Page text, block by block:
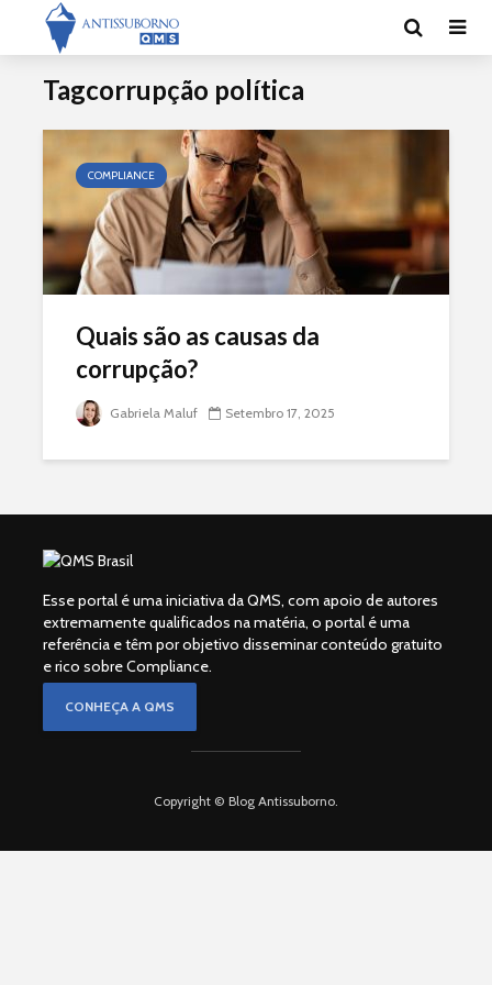
Tagcorrupção política
COMPLIANCE
Quais são as causas da
corrupção?
Gabriela Maluf Setembro 17, 2025
Esse portal é uma iniciativa da QMS, com apoio de autores
extremamente qualificados na matéria, o portal é uma
referência e têm por objetivo disseminar conteúdo gratuito
e rico sobre Compliance.
CONHEÇA A QMS
Copyright © Blog Antissuborno.